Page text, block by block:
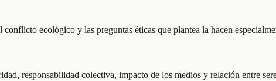
ecológico y las preguntas éticas que plantea la hacen
responsabilidad colectiva, impacto de los medios y relación entre